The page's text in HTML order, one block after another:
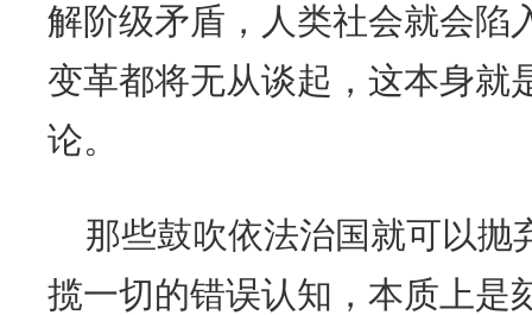
解阶级矛盾，人类社会就会陷
变革都将无从谈起，这本身就
论。
那些鼓吹依法治国就可以抛
揽一切的错误认知，本质上是